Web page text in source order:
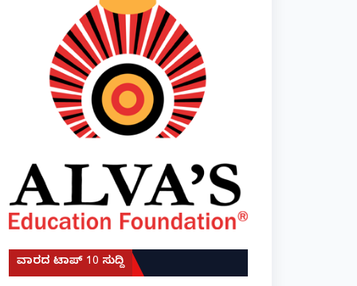
ವಾರದ ಟಾಪ್ 10 ಸುದ್ದಿ